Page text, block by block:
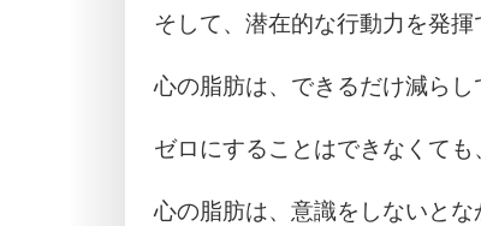
そして、潜在的な行動力を発揮
心の脂肪は、できるだけ減らし
ゼロにすることはできなくても
心の脂肪は、意識をしないとな